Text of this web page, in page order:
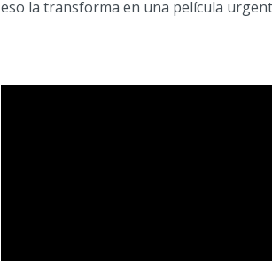
eso la transforma en una película